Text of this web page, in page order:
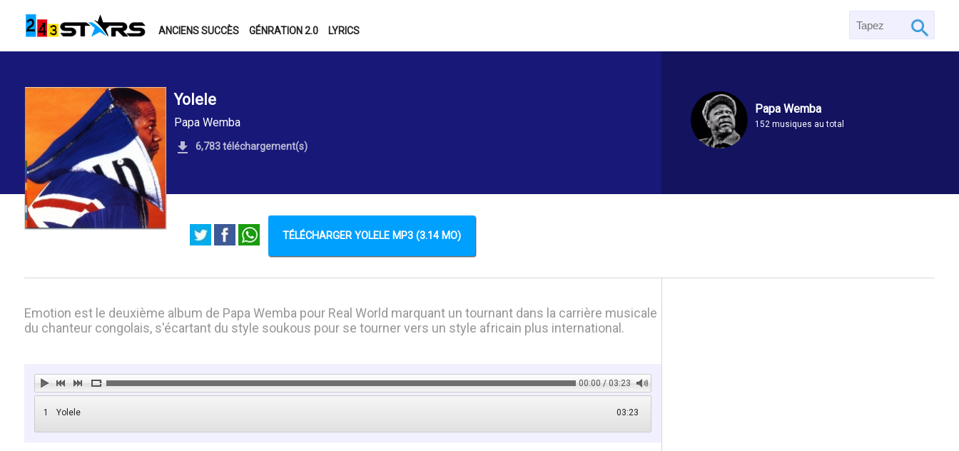
ANCIENS SUCCÈS GÉNRATION 2.0 LYRICS
Yolele
Papa Wemba
6,783 téléchargement(s)
Papa Wemba
152 musiques au total
TÉLÉCHARGER YOLELE MP3 (3.14 MO)
Emotion est le deuxième album de Papa Wemba pour Real World marquant un tournant dans la carrière musicale
du chanteur congolais, s'écartant du style soukous pour se tourner vers un style africain plus international.
00:00 / 03:23
1 03:23
Yolele